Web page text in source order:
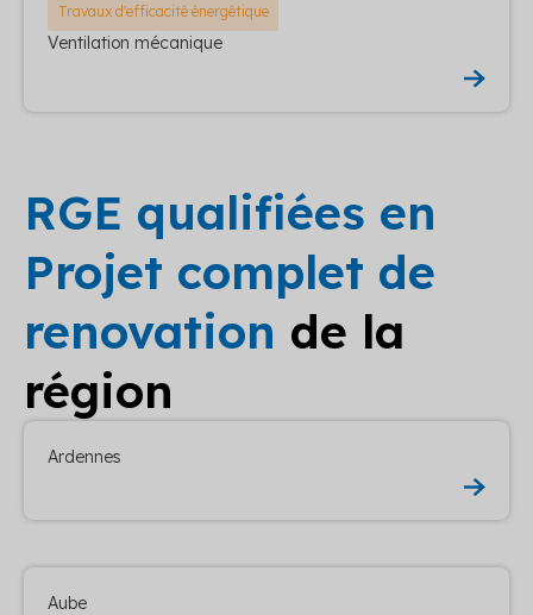
Travaux d'efficacité énergétique
Ventilation mécanique
RGE qualifiées en
Projet complet de
renovation de la
région
Ardennes
Aube